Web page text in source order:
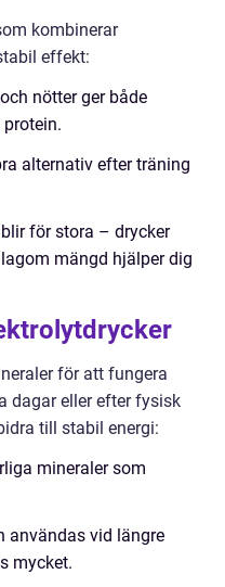
kombinerar
effekt:
nötter ger både
alternativ efter träning
för stora – drycker
mängd hjälper dig
för att fungera
dagar eller efter fysisk
till stabil energi:
mineraler som
användas vid längre
mycket.